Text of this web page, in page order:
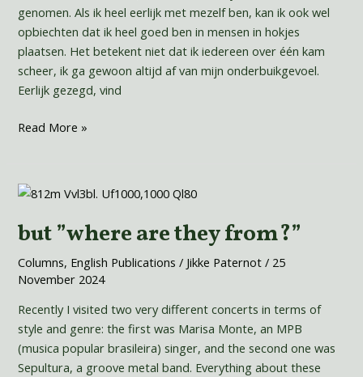
genomen. Als ik heel eerlijk met mezelf ben, kan ik ook wel
opbiechten dat ik heel goed ben in mensen in hokjes
plaatsen. Het betekent niet dat ik iedereen over één kam
scheer, ik ga gewoon altijd af van mijn onderbuikgevoel.
Eerlijk gezegd, vind
van
2025
uitgebracht?
Read More »
but ”where are they from?”
Columns, English Publications / Jikke Paternot/ 25
November 2024
Recently I visited two very different concerts in terms of
style and genre: the first was Marisa Monte, an MPB
(musica popular brasileira) singer, and the second one was
Sepultura, a groove metal band. Everything about these
but
are
from?”